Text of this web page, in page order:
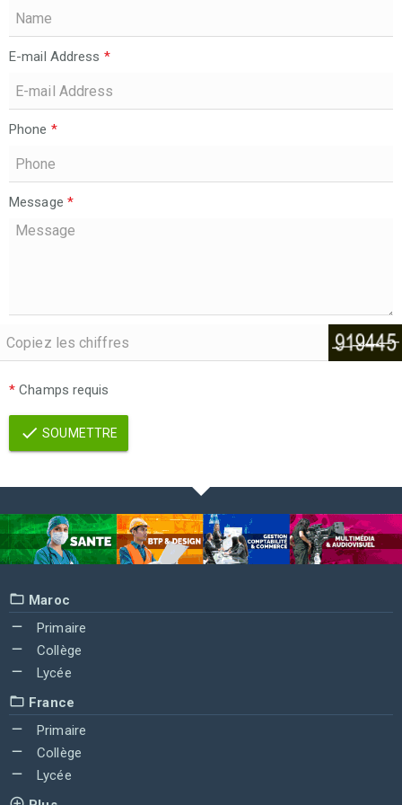
E-mail Address *
Phone *
Message *
* Champs requis
SOUMETTRE
Maroc
Primaire
Collège
Lycée
France
Primaire
Collège
Lycée